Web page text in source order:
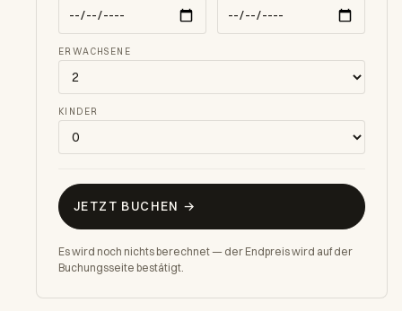
ERWACHSENE
KINDER
JETZT BUCHEN →
Es wird noch nichts berechnet — der Endpreis wird auf der
Buchungsseite bestätigt.